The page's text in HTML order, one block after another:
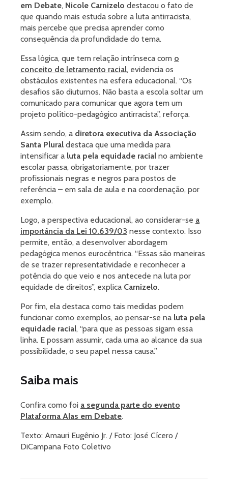
em Debate, Nicole Carnizelo destacou o fato de
que quando mais estuda sobre a luta antirracista,
mais percebe que precisa aprender como
consequência da profundidade do tema.
Essa lógica, que tem relação intrínseca com o
conceito de letramento racial, evidencia os
obstáculos existentes na esfera educacional. “Os
desafios são diuturnos. Não basta a escola soltar um
comunicado para comunicar que agora tem um
projeto político-pedagógico antirracista”, reforça.
Assim sendo, a diretora executiva da Associação
Santa Plural destaca que uma medida para
intensificar a luta pela equidade racial no ambiente
escolar passa, obrigatoriamente, por trazer
profissionais negras e negros para postos de
referência – em sala de aula e na coordenação, por
exemplo.
Logo, a perspectiva educacional, ao considerar-se a
importância da Lei 10.639/03 nesse contexto. Isso
permite, então, a desenvolver abordagem
pedagógica menos eurocêntrica. “Essas são maneiras
de se trazer representatividade e reconhecer a
potência do que veio e nos antecede na luta por
equidade de direitos”, explica Carnizelo.
Por fim, ela destaca como tais medidas podem
funcionar como exemplos, ao pensar-se na luta pela
equidade racial, “para que as pessoas sigam essa
linha. E possam assumir, cada uma ao alcance da sua
possibilidade, o seu papel nessa causa.”
Saiba mais
Confira como foi a segunda parte do evento
Plataforma Alas em Debate.
Texto: Amauri Eugênio Jr. / Foto: José Cícero /
DiCampana Foto Coletivo